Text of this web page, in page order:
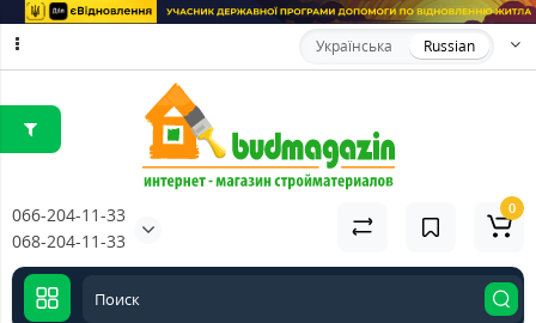
Українська Russian
066-204-11-33
068-204-11-33
0